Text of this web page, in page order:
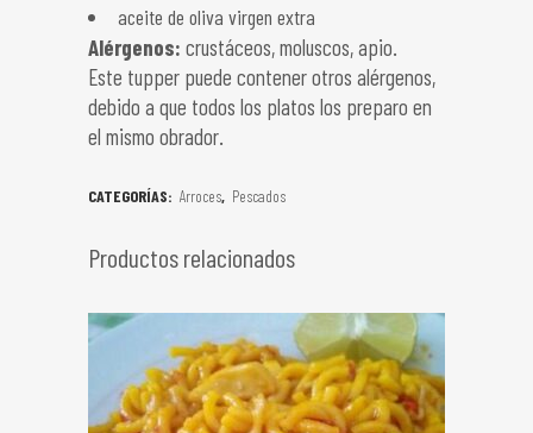
aceite de oliva virgen extra
Alérgenos: crustáceos, moluscos, apio.
Este tupper puede contener otros alérgenos,
debido a que todos los platos los preparo en
el mismo obrador.
CATEGORÍAS: Arroces, Pescados
Productos relacionados